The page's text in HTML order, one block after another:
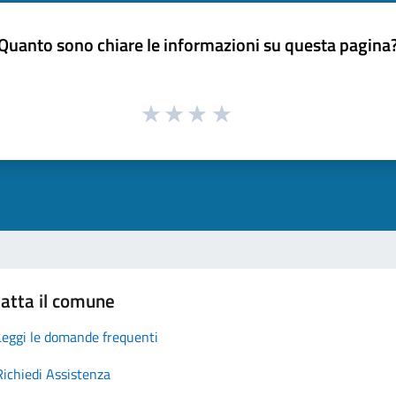
sono chiare le informazioni su questa
il comune
le domande frequenti
Assistenza